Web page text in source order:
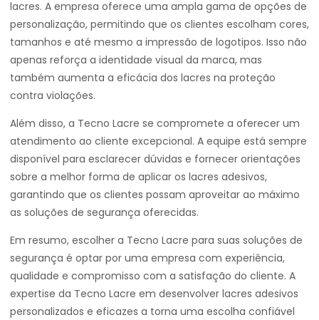
lacres. A empresa oferece uma ampla gama de opções de
personalização, permitindo que os clientes escolham cores,
tamanhos e até mesmo a impressão de logotipos. Isso não
apenas reforça a identidade visual da marca, mas
também aumenta a eficácia dos lacres na proteção
contra violações.
Além disso, a Tecno Lacre se compromete a oferecer um
atendimento ao cliente excepcional. A equipe está sempre
disponível para esclarecer dúvidas e fornecer orientações
sobre a melhor forma de aplicar os lacres adesivos,
garantindo que os clientes possam aproveitar ao máximo
as soluções de segurança oferecidas.
Em resumo, escolher a Tecno Lacre para suas soluções de
segurança é optar por uma empresa com experiência,
qualidade e compromisso com a satisfação do cliente. A
expertise da Tecno Lacre em desenvolver lacres adesivos
personalizados e eficazes a torna uma escolha confiável